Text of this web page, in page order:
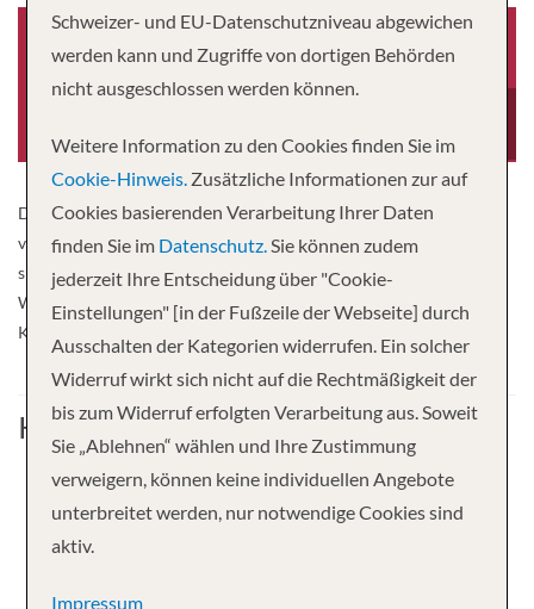
Baujahr
Die heimat der MS Miguel Torga ist der Douro. Die Reise verläuft
vom Porto am Atlantischen Ozean bis tief in das Flusstal zur
spanischen Grenze. Diese Reise ist einzigartig. Freuen Sie sich auf
Weinbaugebiete, wunderschöne Landschaften und traditionelle
Kultur.
Kabine
Schweizer- und EU-Datenschutzniveau abgewichen
werden kann und Zugriffe von dortigen Behörden
nicht ausgeschlossen werden können.
Weitere Information zu den Cookies finden Sie im
Cookie-Hinweis. Zusätzliche Informationen zur auf
Cookies basierenden Verarbeitung Ihrer Daten
finden Sie im Datenschutz.Sie können zudem
jederzeit Ihre Entscheidung über "Cookie-
Einstellungen" [in der Fußzeile der Webseite] durch
Ausschalten der Kategorien widerrufen. Ein solcher
Widerruf wirkt sich nicht auf die Rechtmäßigkeit der
bis zum Widerruf erfolgten Verarbeitung aus. Soweit
Sie „Ablehnen“ wählen und Ihre Zustimmung
verweigern, können keine individuellen Angebote
unterbreitet werden, nur notwendige Cookies sind
aktiv.
Impressum